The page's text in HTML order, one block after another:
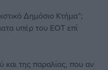
Δημόσιο Κτήμα”;
υπέρ του ΕΟΤ επί
και της παραλίας, που αν